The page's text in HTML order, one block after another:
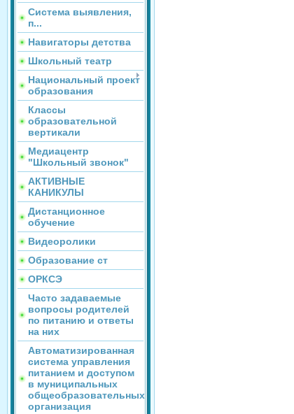
Система выявления,
п...
Навигаторы детства
Школьный театр
Национальный проект
образования
Классы
образовательной
вертикали
Медиацентр
"Школьный звонок"
АКТИВНЫЕ
КАНИКУЛЫ
Дистанционное
обучение
Видеоролики
Образование ст
ОРКСЭ
Часто задаваемые
вопросы родителей
по питанию и ответы
на них
Автоматизированная
система управления
питанием и доступом
в муниципальных
общеобразовательных
организация